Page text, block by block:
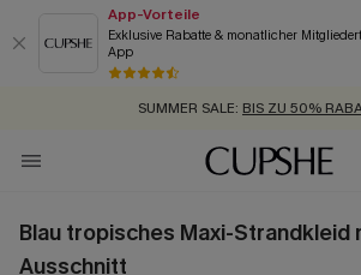
App-Vorteile
Exklusive Rabatte & monatlicher
App
GRATIS MASSBAND MIT JEDEM
SUMMER SALE: BIS ZU 50%
ZUM NEWSLETTER:BIS ZU -20% EXTRA
KOSTENLOSER VERSAND AB 89
Blau tropisches Maxi-Strandkleid
Ausschnitt